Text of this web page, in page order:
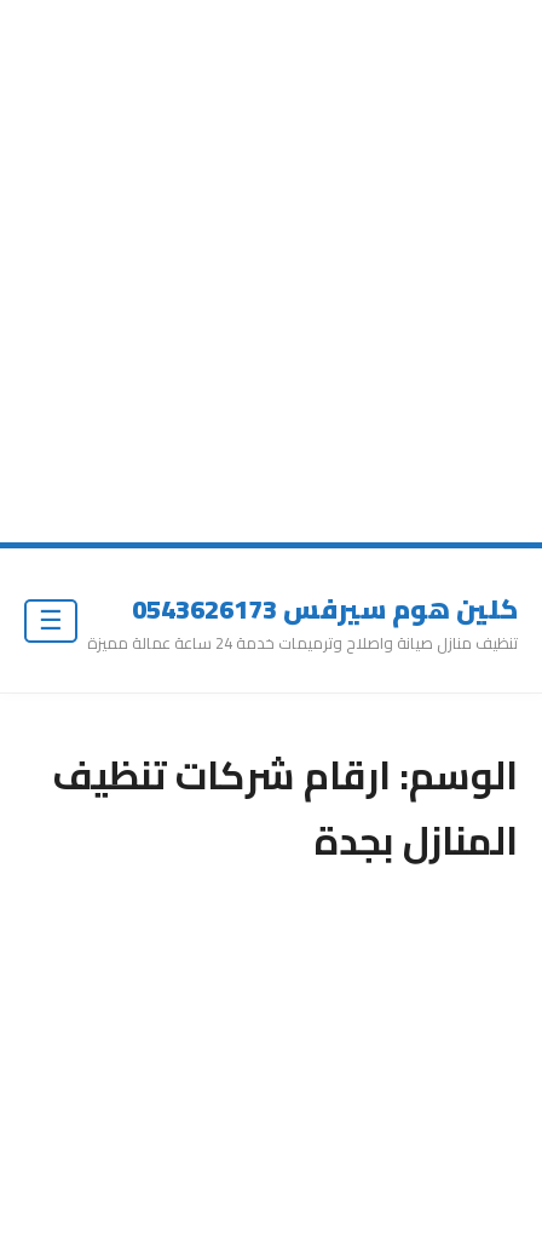
كلين هوم سيرفس 0543626173
تنظيف منازل صيانة واصلاح وترميمات خدمة 24 ساعة عمالة مميزة
الوسم:ارقام شركات تنظيف
المنازل بجدة